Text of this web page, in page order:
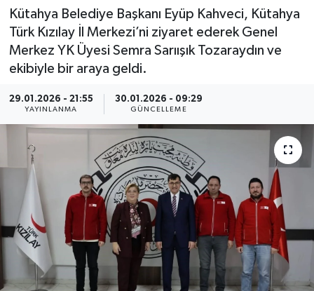
Kütahya Belediye Başkanı Eyüp Kahveci, Kütahya
Türk Kızılay İl Merkezi’ni ziyaret ederek Genel
Merkez YK Üyesi Semra Sarıışık Tozaraydın ve
ekibiyle bir araya geldi.
29.01.2026 - 21:55
YAYINLANMA
30.01.2026 - 09:29
GÜNCELLEME
Ekonomi
Eleman
Haber İlanlar
Kültür-Sanat
Magazin
Son Dakika Haberleri
Haber Arşivi